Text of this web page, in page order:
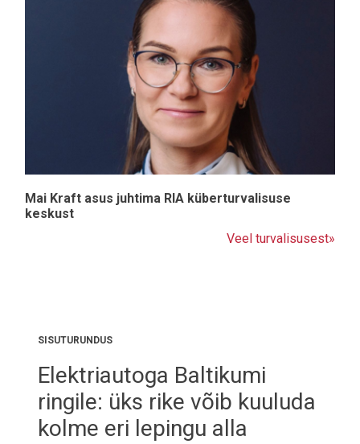
Mai Kraft asus juhtima RIA küberturvalisuse
keskust
Veel turvalisusest»
SISUTURUNDUS
Elektriautoga Baltikumi
ringile: üks rike võib kuuluda
kolme eri lepingu alla